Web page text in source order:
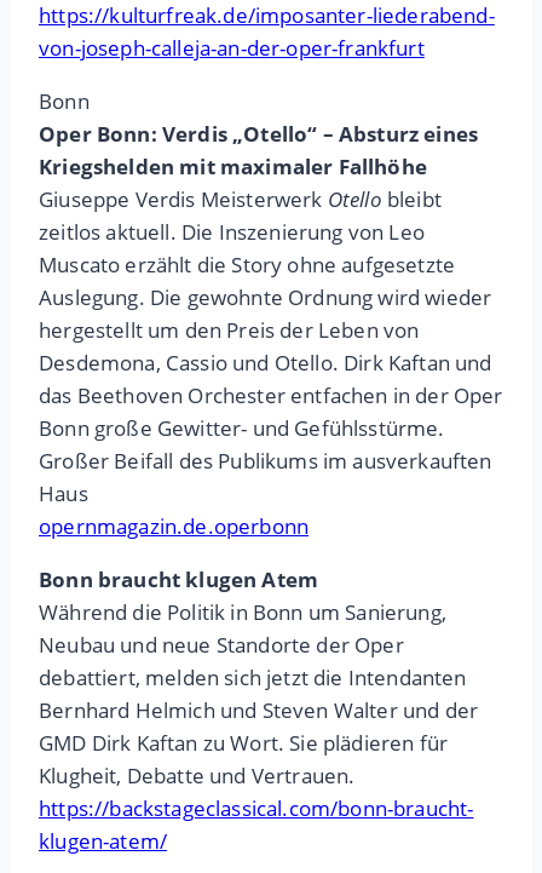
https://kulturfreak.de/imposanter-liederabend-
von-joseph-calleja-an-der-oper-frankfurt
Bonn
Oper Bonn: Verdis „Otello“ – Absturz eines
Kriegshelden mit maximaler Fallhöhe
Giuseppe Verdis Meisterwerk Otello bleibt
zeitlos aktuell. Die Inszenierung von Leo
Muscato erzählt die Story ohne aufgesetzte
Auslegung. Die gewohnte Ordnung wird wieder
hergestellt um den Preis der Leben von
Desdemona, Cassio und Otello. Dirk Kaftan und
das Beethoven Orchester entfachen in der Oper
Bonn große Gewitter- und Gefühlsstürme.
Großer Beifall des Publikums im ausverkauften
Haus
opernmagazin.de.operbonn
Bonn braucht klugen Atem
Während die Politik in Bonn um Sanierung,
Neubau und neue Standorte der Oper
debattiert, melden sich jetzt die Intendanten
Bernhard Helmich und Steven Walter und der
GMD Dirk Kaftan zu Wort. Sie plädieren für
Klugheit, Debatte und Vertrauen.
https://backstageclassical.com/bonn-braucht-
klugen-atem/